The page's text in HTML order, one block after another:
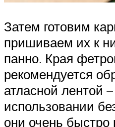
Затем готовим
пришиваем их к
панно. Края
рекомендуется
атласной лентой
использовании
они очень быстро